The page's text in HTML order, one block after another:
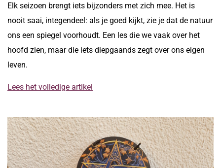
Elk seizoen brengt iets bijzonders met zich mee. Het is
nooit saai, integendeel: als je goed kijkt, zie je dat de natuur
ons een spiegel voorhoudt. Een les die we vaak over het
hoofd zien, maar die iets diepgaands zegt over ons eigen
leven.
Lees het volledige artikel